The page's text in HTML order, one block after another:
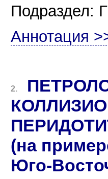
Аннотация
2.
(на
Юго-